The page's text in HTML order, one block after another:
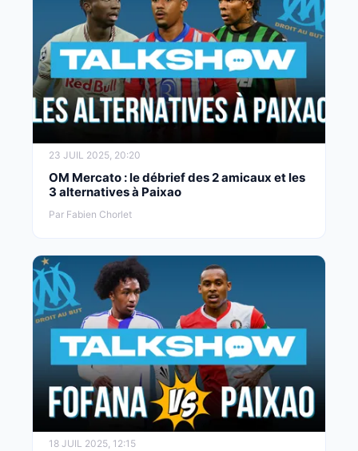
23 JUIL 2025, 20:20
OM Mercato : le débrief des 2 amicaux et les
3 alternatives à Paixao
Par Fabien Chorlet
18 JUIL 2025, 12:15